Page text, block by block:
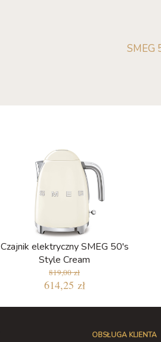
SMEG
Czajnik elektryczny SMEG 50's
Style Cream
819,00 zł
614,25 zł
OBSŁUGA KLIENTA